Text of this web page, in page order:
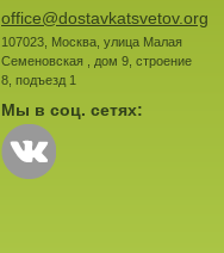
office@dostavkatsvetov.org
107023, Москва, улица Малая
Семеновская , дом 9, строение
8, подъезд 1
Мы в соц. сетях: